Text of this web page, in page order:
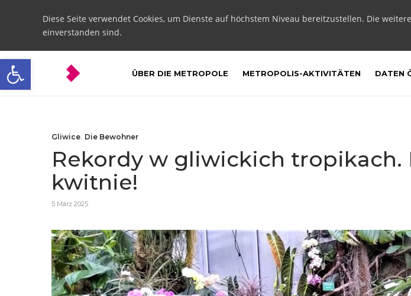
Open toolbar
Diese Seite verwendet Cookies, um Dienste auf höchstem Niveau bereitzustellen. Die
einverstanden sind.
ÜBER DIE METROPOLE METROPOLIS-AKTIVITÄTEN DATEN
Gliwice, Die Bewohner
Rekordy w gliwickich tropikach.
kwitnie!
5 März 2025